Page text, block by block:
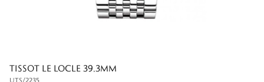
TISSOT LE LOCLE 39,3MM
UTS/2235